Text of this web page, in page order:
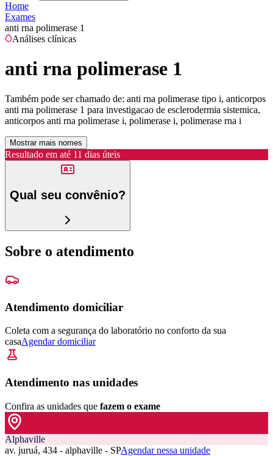
Home
Exames
anti rna polimerase 1
Análises clínicas
anti rna polimerase 1
Também pode ser chamado de: anti rna polimerase tipo i, anticorpos
anti rna polimerase 1 para investigacao de esclerodermia sistemica,
anticorpos anti rna polimerase i, polimerase i, polimerase rna i
Mostrar mais nomes
Resultado em até 11 dias úteis
Qual seu convênio?
Sobre o atendimento
Atendimento domiciliar
Coleta com a segurança do laboratório no conforto da sua
casaAgendar domiciliar
Atendimento nas unidades
Confira as unidades que fazem o exame
Alphaville
av. juruá, 434 - alphaville - SPAgendar nessa unidade